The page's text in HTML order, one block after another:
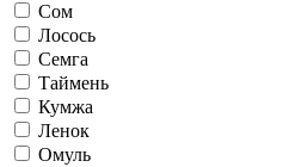
Сом
Лосось
Семга
Таймень
Кумжа
Ленок
Омуль